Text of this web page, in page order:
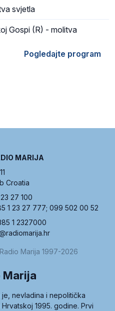
svjetla
Gospi (R) - molitva
Pogledajte program
MARIJA
Croatia
27 100
1 23 27 777; 099 502 00 52
1 2327000
Marija 1997-2026
Marija
nevladina i nepolitička
1995. godine. Prvi